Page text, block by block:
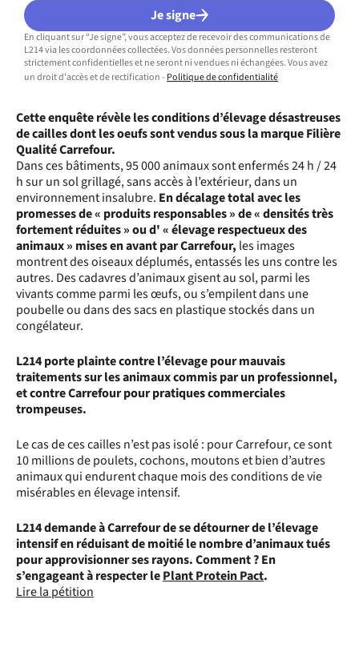
Cette enquête révèle les conditions d’élevage désastreuses
de cailles dont les oeufs sont vendus sous la marque Filière
Qualité Carrefour.
Dans ces bâtiments, 95 000 animaux sont enfermés 24 h / 24
h sur un sol grillagé, sans accès à l’extérieur, dans un
environnement insalubre. En décalage total avec les
promesses de « produits responsables » de « densités très
fortement réduites » ou d' « élevage respectueux des
animaux » mises en avant par Carrefour, les images
montrent des oiseaux déplumés, entassés les uns contre les
autres. Des cadavres d’animaux gisent au sol, parmi les
vivants comme parmi les œufs, ou s’empilent dans une
poubelle ou dans des sacs en plastique stockés dans un
congélateur.
L214 porte plainte contre l’élevage pour mauvais
traitements sur les animaux commis par un professionnel,
et contre Carrefour pour pratiques commerciales
trompeuses.
Le cas de ces cailles n’est pas isolé : pour Carrefour, ce sont
10 millions de poulets, cochons, moutons et bien d’autres
animaux qui endurent chaque mois des conditions de vie
misérables en élevage intensif.
L214 demande à Carrefour de se détourner de l’élevage
intensif en réduisant de moitié le nombre d’animaux tués
pour approvisionner ses rayons. Comment ? En
s’engageant à respecter lePlant Protein Pact.
Lire la pétition
Je signe
En cliquant sur “Je signe”, vous acceptez de recevoir des communications de
L214 via les coordonnées collectées. Vos données personnelles resteront
strictement confidentielles et ne seront ni vendues ni échangées. Vous avez
un droit d'accès et de rectification - Politique de confidentialité